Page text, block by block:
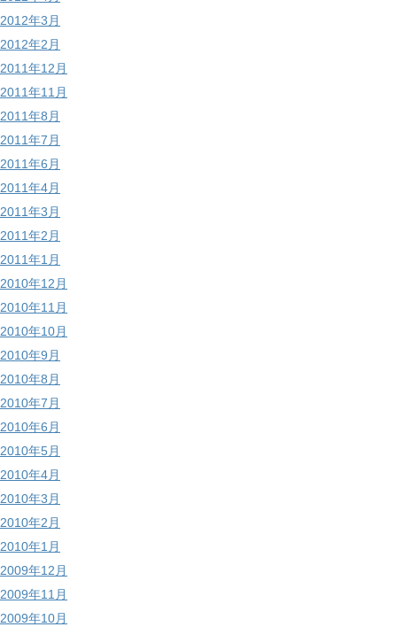
2012年3月
2012年2月
2011年12月
2011年11月
2011年8月
2011年7月
2011年6月
2011年4月
2011年3月
2011年2月
2011年1月
2010年12月
2010年11月
2010年10月
2010年9月
2010年8月
2010年7月
2010年6月
2010年5月
2010年4月
2010年3月
2010年2月
2010年1月
2009年12月
2009年11月
2009年10月